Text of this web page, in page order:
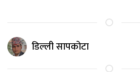
डिल्ली सापकोटा